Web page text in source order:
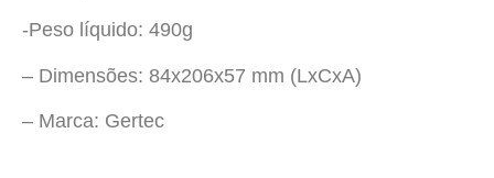
-Peso líquido: 490g
– Dimensões: 84x206x57 mm (LxCxA)
– Marca: Gertec